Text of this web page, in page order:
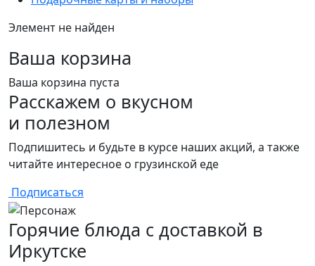
Элемент не найден
Ваша корзина
Ваша корзина пуста
Расскажем о вкусном
и полезном
Подпишитесь и будьте в курсе наших акций, а также
читайте интересное о грузинской еде
Подписаться
Горячие блюда с доставкой в
Иркутске